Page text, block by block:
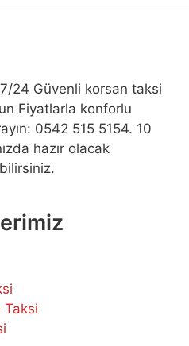
24 Güvenli korsan taksi
Fiyatlarla konforlu
0542 515 5154. 10
hazır olacak
Taksi